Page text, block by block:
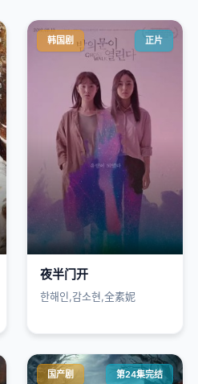
韩国剧 正片
夜半门开
한해인,감소현,全素妮
国产剧 第24集完结